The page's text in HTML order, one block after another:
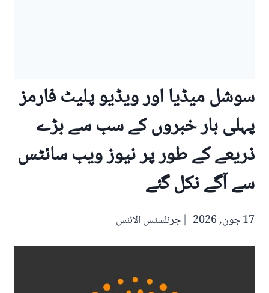
سوشل میڈیا اور ویڈیو پلیٹ فارمز
پہلی بار خبروں کے سب سے بڑے
ذریعے کے طور پر نیوز ویب سائٹس
سے آگے نکل گئے
17 جون, 2026 جرنلسٹس الائنس